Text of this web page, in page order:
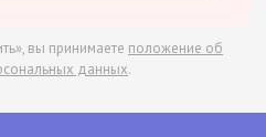
вы принимаете положение об
данных.